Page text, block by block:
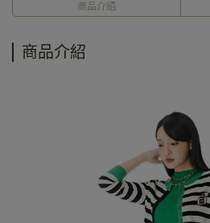
商品介紹
商品介紹